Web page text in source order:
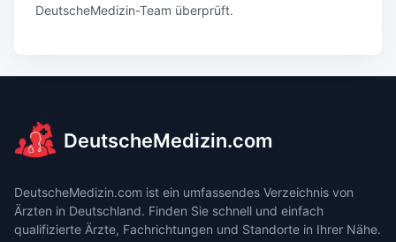
DeutscheMedizin-Team überprüft.
DeutscheMedizin.com
DeutscheMedizin.com ist ein umfassendes Verzeichnis von
Ärzten in Deutschland. Finden Sie schnell und einfach
qualifizierte Ärzte, Fachrichtungen und Standorte in Ihrer Nähe.